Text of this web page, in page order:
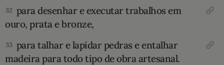
32 pa­ra desenhar e executar trabalhos em
ouro, prata e bronze,
33 para talhar e lapidar pedras e entalhar
madeira para todo tipo de obra artesanal.